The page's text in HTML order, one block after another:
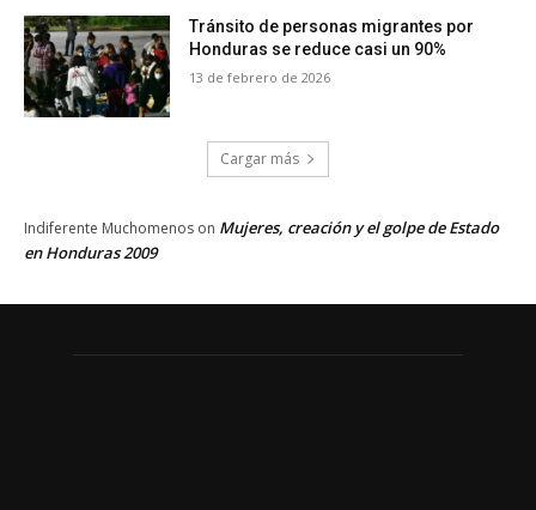
Tránsito de personas migrantes por
Honduras se reduce casi un 90%
13 de febrero de 2026
Cargar más
Indiferente Muchomenos on Mujeres, creación y el golpe de Estado
en Honduras 2009